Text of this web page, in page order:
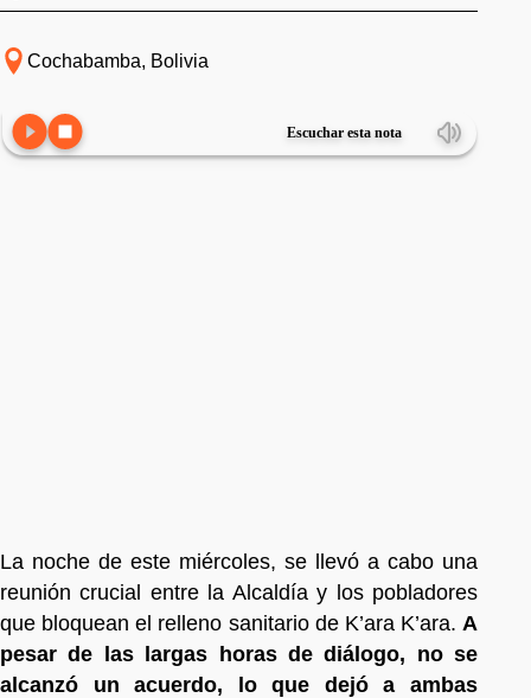
Cochabamba, Bolivia
Escuchar esta nota
La noche de este miércoles, se llevó a cabo una
reunión crucial entre la Alcaldía y los pobladores
que bloquean el relleno sanitario de K’ara K’ara. A
pesar de las largas horas de diálogo, no se
alcanzó un acuerdo, lo que dejó a ambas